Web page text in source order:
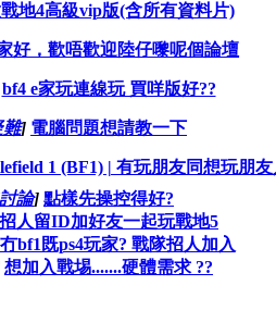
地4高級vip版(含所有資料片)
好，歡唔歡迎陸仔嚟呢個論壇
bf4 e家玩連線玩 買咩版好??
難] 電腦問題想請教一下
1 (BF1) | 有玩朋友同想玩朋
討論] 點樣先操控得好?
招人留ID加好友一起玩戰地5
bf1既ps4玩家? 戰隊招人加入
想加入戰埸.......硬體需求 ??